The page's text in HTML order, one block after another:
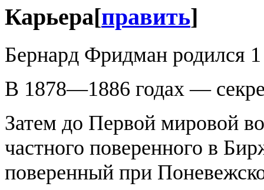
Карьера[править]
Бернард Фридман родился
В 1878—1886 годах —
Затем до Первой мировой
частного поверенного в
поверенный при